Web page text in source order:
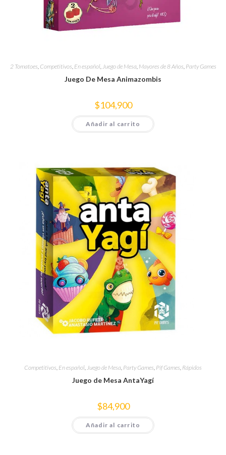
2 Tomatoes Competitivos En español, Juego de Mesa Mayores de 8 Años Party Games
Juego De Mesa Animazombis
$104,900
Añadir al carrito
Competitivos En español Juego de Mesa Party Games Pif Games Rápidos
Juego de Mesa AntaYagí
$84,900
Añadir al carrito